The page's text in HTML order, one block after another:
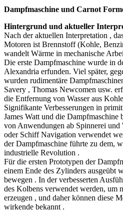
Dampfmaschine und Carnot
Hintergrund und aktueller
Nach der aktuellen Interpretation ,
Motoren ist Brennstoff (Kohle,
wandelt Wärme in mechanische
Die erste Dampfmaschine wurde in
Alexandria erfunden. Viel später,
wurden rudimentäre
Savery , Thomas Newcomen usw.
die Entfernung von Wasser aus
Signifikante Verbesserungen in
James Watt und die Dampfmaschine
von Anwendungen ab Spinnerei
oder Schiff Navigation verwendet
der Dampfmaschine führte zu dem,
industrielle Revolution .
Für die ersten Prototypen der
einem Ende des Zylinders ausgeübt
bewegen . In der verbesserten
des Kolbens verwendet werden, um
erzeugen , und daher können diese
wirkende bekannt .